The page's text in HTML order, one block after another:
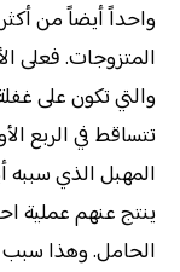
واحداً أيضاً من
المتزوجات. فعلى
والتي تكون على
تتساقط في الربع
المهبل الذي
ينتج عنهم عملية
الحامل. وهذا